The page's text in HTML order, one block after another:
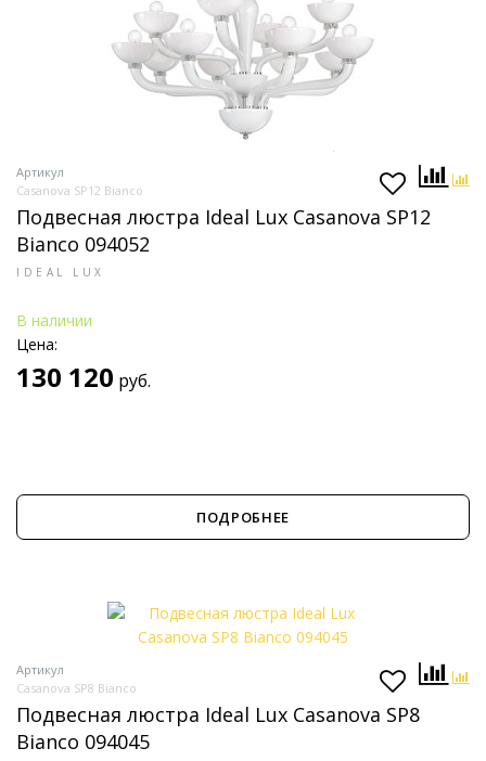
Артикул
Casanova SP12 Bianco
Подвесная люстра Ideal Lux Casanova SP12
Bianco 094052
IDEAL LUX
В наличии
Цена:
130 120 руб.
ПОДРОБНЕЕ
Артикул
Casanova SP8 Bianco
Подвесная люстра Ideal Lux Casanova SP8
Bianco 094045